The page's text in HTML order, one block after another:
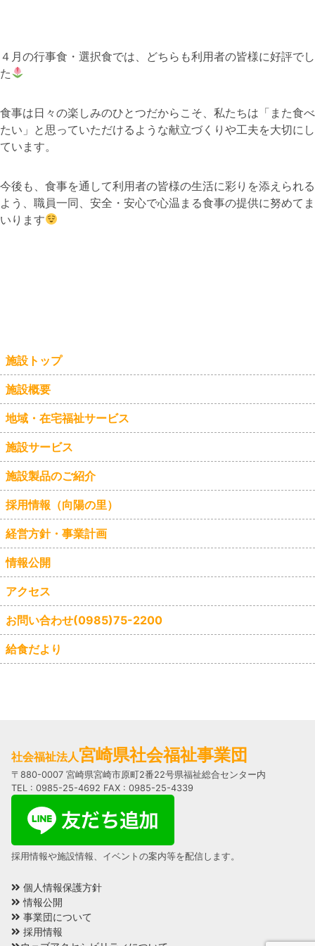
４月の行事食・選択食では、どちらも利用者の皆様に好評でし
た
食事は日々の楽しみのひとつだからこそ、私たちは「また食べ
たい」と思っていただけるような献立づくりや工夫を大切にし
ています。
今後も、食事を通して利用者の皆様の生活に彩りを添えられる
よう、職員一同、安全・安心で心温まる食事の提供に努めてま
いります
施設トップ
施設概要
地域・在宅福祉サービス
施設サービス
施設製品のご紹介
採用情報（向陽の里）
経営方針・事業計画
情報公開
アクセス
お問い合わせ(0985)75-2200
給食だより
社会福祉法人宮崎県社会福祉事業団
〒880-0007 宮崎県宮崎市原町2番22号県福祉総合センター内
TEL : 0985-25-4692 FAX : 0985-25-4339
採用情報や施設情報、イベントの案内等を配信します。
個人情報保護方針
情報公開
事業団について
採用情報